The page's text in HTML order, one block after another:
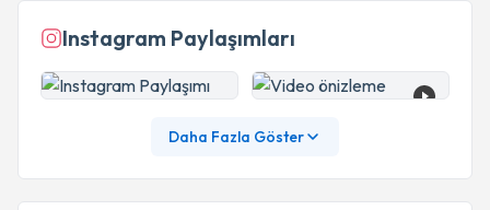
Instagram Paylaşımları
Daha Fazla Göster